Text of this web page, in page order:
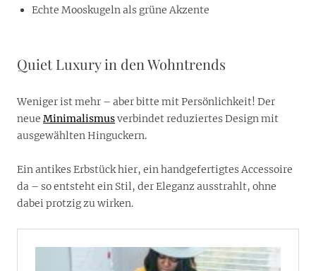
Echte Mooskugeln als grüne Akzente
Quiet Luxury in den Wohntrends
Weniger ist mehr – aber bitte mit Persönlichkeit! Der
neue Minimalismusverbindet reduziertes Design mit
ausgewählten Hinguckern.
Ein antikes Erbstück hier, ein handgefertigtes Accessoire
da – so entsteht ein Stil, der Eleganz ausstrahlt, ohne
dabei protzig zu wirken.